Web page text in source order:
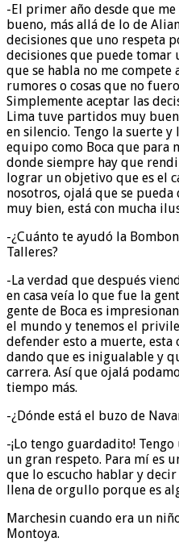
-El primer año desde que
bueno, más allá de lo de
decisiones que uno respeta
decisiones que puede tomar
que se habla no me
rumores o cosas que no
Simplemente aceptar las
Lima tuve partidos muy
en silencio. Tengo la suerte
equipo como Boca que para
donde siempre hay que
lograr un objetivo que es el
nosotros, ojalá que se
muy bien, está con mucha
-¿Cuánto te ayudó la
Talleres?
-La verdad que después
en casa veía lo que fue la
gente de Boca es
el mundo y tenemos el
defender esto a muerte,
dando que es inigualable y
carrera. Así que ojalá
tiempo más.
-¿Dónde está el buzo de
-¡Lo tengo guardadito!
un gran respeto. Para mí es
que lo escucho hablar y
llena de orgullo porque es
Marchesin cuando era un
Montoya.